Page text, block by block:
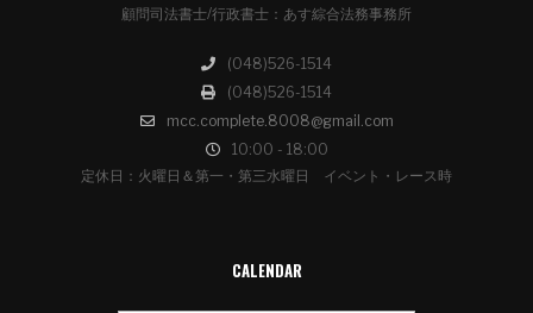
顧問司法書士/行政書士：あす綜合法務事務所
(048)526-1514
(048)526-1514
mcc.complete.8008@gmail.com
10:00 - 18:00
定休日：火曜日＆第一・第三水曜日 イベント・レース時
CALENDAR